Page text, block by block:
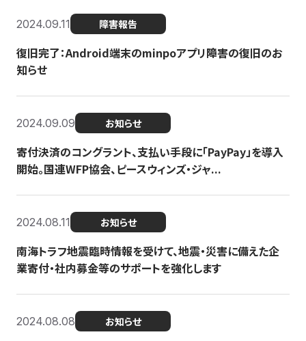
2024.09.11 障害報告
復旧完了：Android端末のminpoアプリ障害の復旧のお
知らせ
2024.09.09 お知らせ
寄付決済のコングラント、支払い手段に「PayPay」を導入
開始。国連WFP協会、ピースウィンズ・ジャ...
2024.08.11 お知らせ
南海トラフ地震臨時情報を受けて、地震・災害に備えた企
業寄付・社内募金等のサポートを強化します
2024.08.08 お知らせ